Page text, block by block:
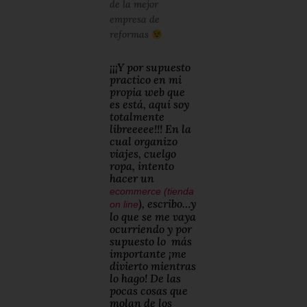
de la mejor
empresa de
reformas
¡¡¡Y por supuesto
practico en mi
propia web que
es está, aquí soy
totalmente
libreeeee!!! En la
cual organizo
viajes, cuelgo
ropa, intento
hacer un
ecommerce (tienda
on line), escribo…y
lo que se me vaya
ocurriendo y por
supuesto lo más
importante ¡me
divierto mientras
lo hago! De las
pocas cosas que
molan de los